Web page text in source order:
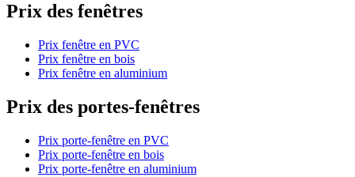
Prix des fenêtres
Prix fenêtre en PVC
Prix fenêtre en bois
Prix fenêtre en aluminium
Prix des portes-fenêtres
Prix porte-fenêtre en PVC
Prix porte-fenêtre en bois
Prix porte-fenêtre en aluminium